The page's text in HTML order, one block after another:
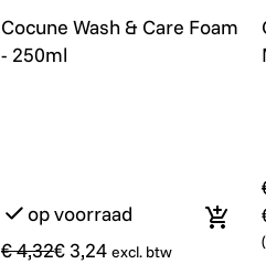
Cocune Wash & Care Foam
- 250ml
op voorraad
€ 4,32€ 3,24 excl. btw
In
(